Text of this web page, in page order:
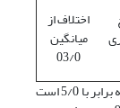
اختلاف از
میانگین
03/0
با توجه به سطح معناداری داده شده در جدول فوق که برابر با 5/0 است